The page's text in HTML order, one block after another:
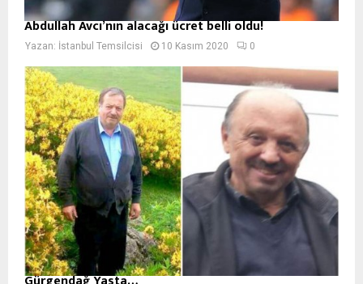
Abdullah Avcı’nın alacağı ücret belli oldu!
Yazan: İstanbul Temsilcisi 10 Kasım 2020 0